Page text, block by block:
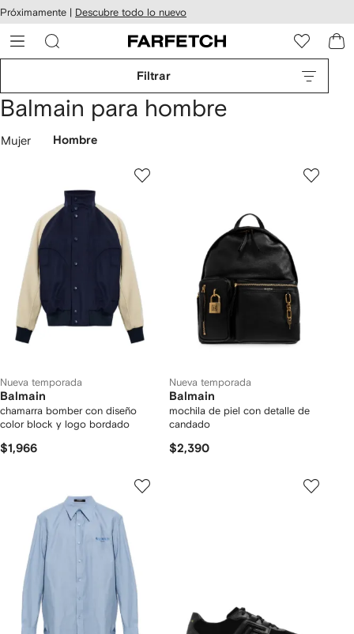
al
Próximamente | Descubre todo lo nuevo
Filtrar
Balmain para hombre
Mujer Hombre
Nueva temporada
Balmain
chamarra bomber con diseño
color block y logo bordado
$1,966
Nueva temporada
Balmain
mochila de piel con detalle de
candado
$2,390